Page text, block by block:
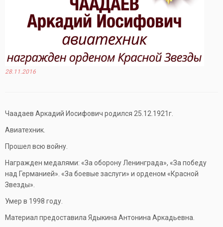
28.11.2016
Чаадаев Аркадий Иосифович родился 25.12.1921г.
Авиатехник.
Прошел всю войну.
Награжден медалями: «За оборону Ленинграда», «За победу
над Германией». «За боевые заслуги» и орденом «Красной
Звезды».
Умер в 1998 году.
Материал предоставила Ядыкина Антонина Аркадьевна.